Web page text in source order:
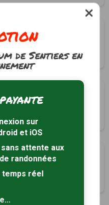
(17)
(17)
de Sentiers en
sur
et iOS
attente aux
randonnées
temps réel